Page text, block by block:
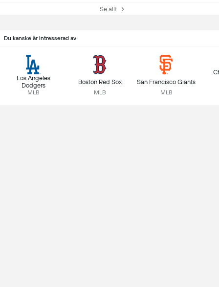
Se allt
Du kanske är intresserad av
Los Angeles
Dodgers
MLB
Boston Red Sox
MLB
San Francisco Giants
MLB